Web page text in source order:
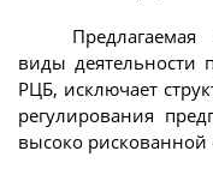
виды деятельности
РЦБ, исключает
регулирования
высоко